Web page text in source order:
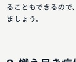
ることもできるので
ましょう。